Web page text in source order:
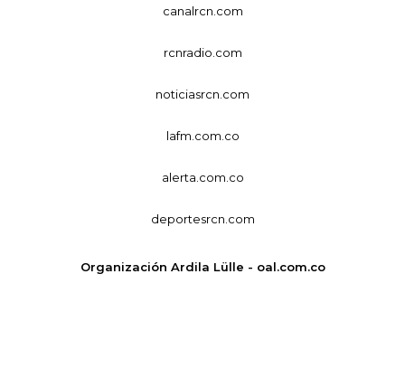
canalrcn.com
rcnradio.com
noticiasrcn.com
lafm.com.co
alerta.com.co
deportesrcn.com
Organización Ardila Lülle - oal.com.co